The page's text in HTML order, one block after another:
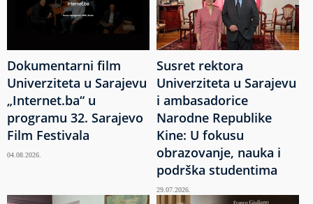
Dokumentarni film
Univerziteta u Sarajevu
„Internet.ba“ u
programu 32. Sarajevo
Film Festivala
04.08.2026.
Susret rektora
Univerziteta u Sarajevu
i ambasadorice
Narodne Republike
Kine: U fokusu
obrazovanje, nauka i
podrška studentima
29.07.2026.